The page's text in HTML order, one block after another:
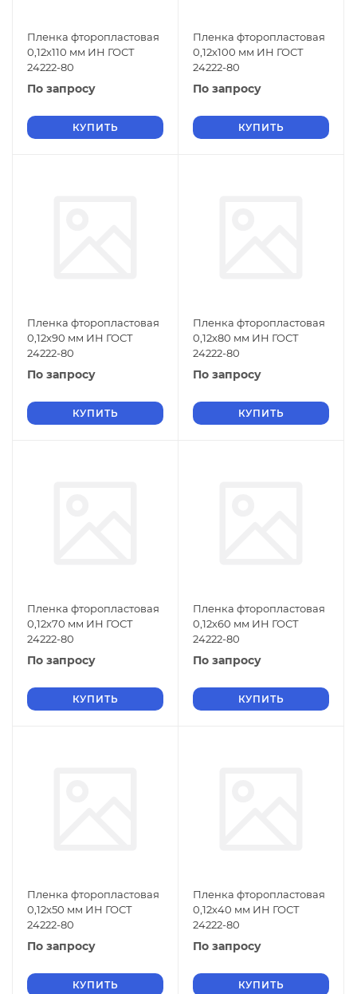
Пленка фторопластовая
0,12х110 мм ИН ГОСТ
24222-80
По запросу
КУПИТЬ
Пленка фторопластовая
0,12х100 мм ИН ГОСТ
24222-80
По запросу
КУПИТЬ
Пленка фторопластовая
0,12х90 мм ИН ГОСТ
24222-80
По запросу
КУПИТЬ
Пленка фторопластовая
0,12х80 мм ИН ГОСТ
24222-80
По запросу
КУПИТЬ
Пленка фторопластовая
0,12х70 мм ИН ГОСТ
24222-80
По запросу
КУПИТЬ
Пленка фторопластовая
0,12х60 мм ИН ГОСТ
24222-80
По запросу
КУПИТЬ
Пленка фторопластовая
0,12х50 мм ИН ГОСТ
24222-80
По запросу
КУПИТЬ
Пленка фторопластовая
0,12х40 мм ИН ГОСТ
24222-80
По запросу
КУПИТЬ